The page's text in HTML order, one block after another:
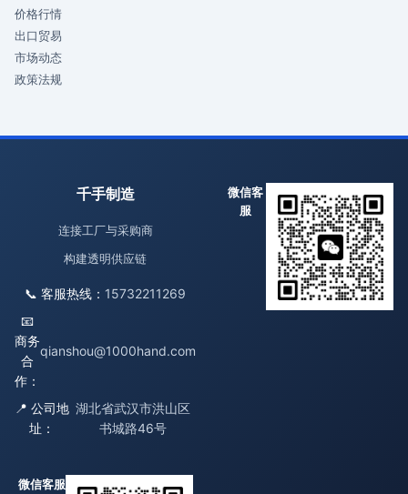
价格行情
出口贸易
市场动态
政策法规
千手制造
连接工厂与采购商
构建透明供应链
📞 客服热线： 15732211269
📧
商务
合
作：
qianshou@1000hand.com
📍 公司地
址：
湖北省武汉市洪山区
书城路46号
微信客
服
微信客服